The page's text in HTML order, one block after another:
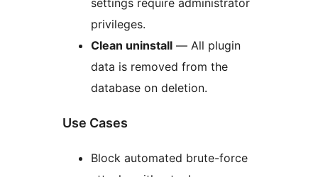
settings require administrator
privileges.
Clean uninstall — All plugin
data is removed from the
database on deletion.
Use Cases
Block automated brute-force